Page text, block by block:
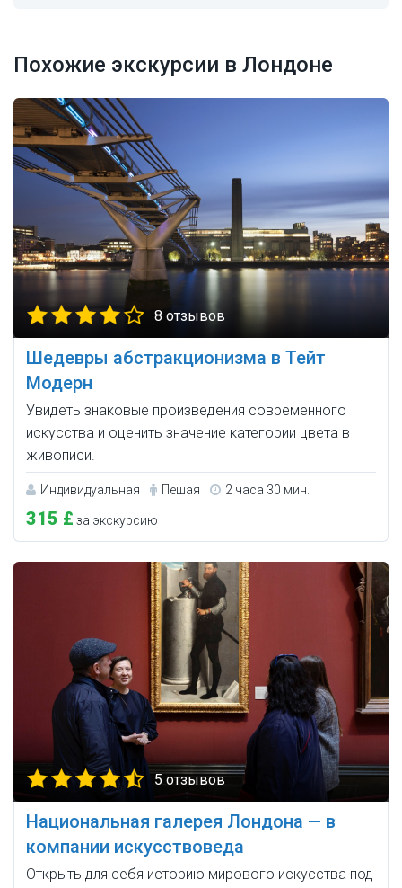
Похожие экскурсии в Лондоне
8 отзывов
Шедевры абстракционизма в Тейт
Модерн
Увидеть знаковые произведения современного
искусства и оценить значение категории цвета в
живописи.
Индивидуальная Пешая 2 часа 30 мин.
315 £ за экскурсию
5 отзывов
Национальная галерея Лондона — в
компании искусствоведа
Открыть для себя историю мирового искусства под